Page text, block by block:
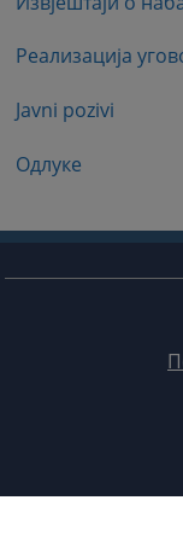
Реализација
Javni pozivi
Одлуке